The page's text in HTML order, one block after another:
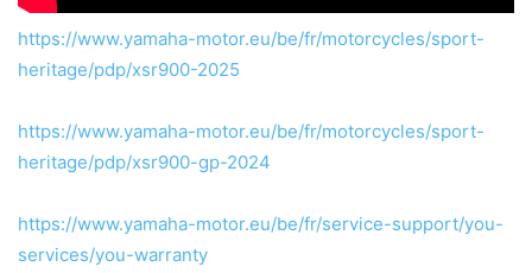
https://www.yamaha-motor.eu/be/fr/motorcycles/sport-
heritage/pdp/xsr900-2025
https://www.yamaha-motor.eu/be/fr/motorcycles/sport-
heritage/pdp/xsr900-gp-2024
https://www.yamaha-motor.eu/be/fr/service-support/you-
services/you-warranty